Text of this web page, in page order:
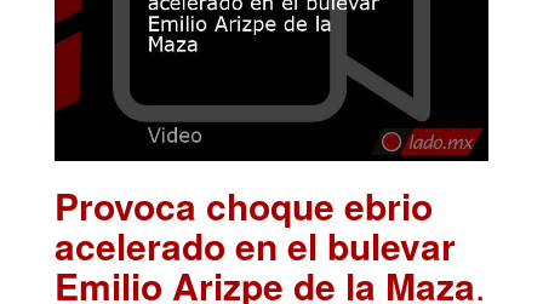
Provoca choque ebrio
acelerado en el bulevar
Emilio Arizpe de la Maza.